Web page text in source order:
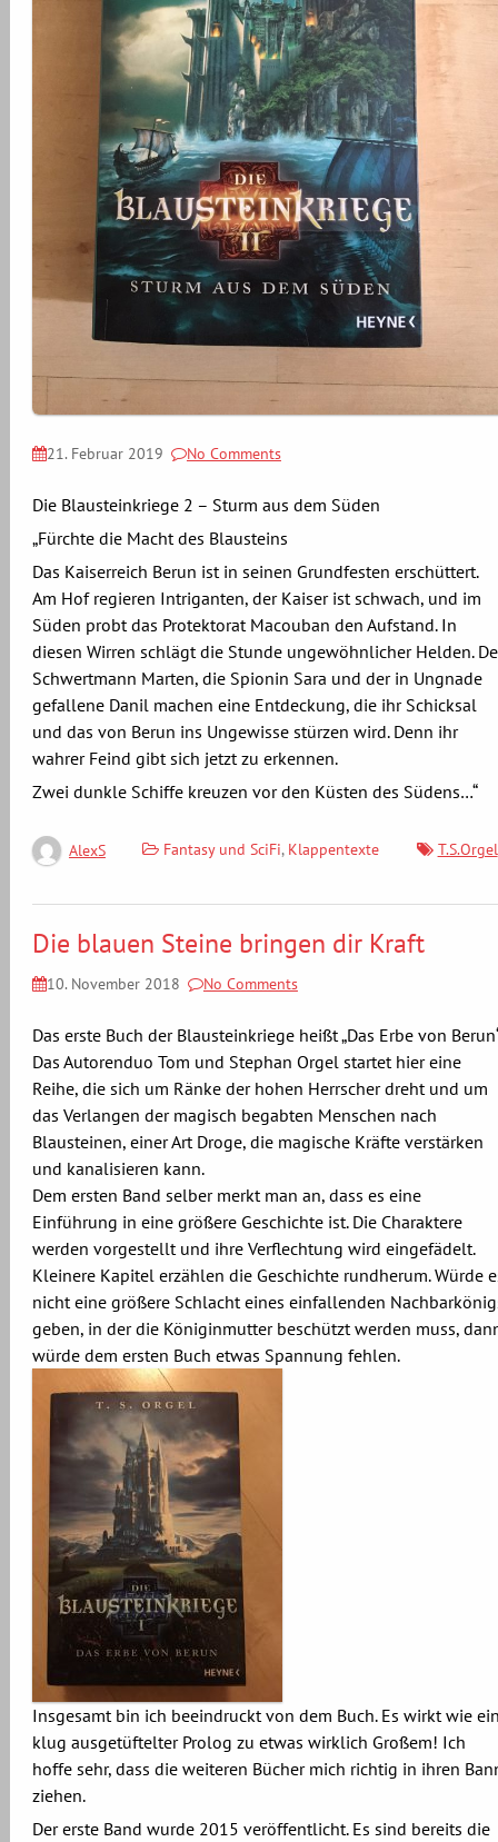
21. Februar 2019 No Comments
Die Blausteinkriege 2 – Sturm aus dem Süden
„Fürchte die Macht des Blausteins
Das Kaiserreich Berun ist in seinen Grundfesten erschüttert.
Am Hof regieren Intriganten, der Kaiser ist schwach, und im
Süden probt das Protektorat Macouban den Aufstand. In
diesen Wirren schlägt die Stunde ungewöhnlicher Helden.
Schwertmann Marten, die Spionin Sara und der in Ungnade
gefallene Danil machen eine Entdeckung, die ihr Schicksal
und das von Berun ins Ungewisse stürzen wird. Denn ihr
wahrer Feind gibt sich jetzt zu erkennen.
Zwei dunkle Schiffe kreuzen vor den Küsten des Südens…“
AlexS Fantasy und SciFi, Klappentexte T.S.Orgel
Die blauen Steine bringen dir Kraft
10. November 2018 No Comments
Das erste Buch der Blausteinkriege heißt „Das Erbe von
Das Autorenduo Tom und Stephan Orgel startet hier eine
Reihe, die sich um Ränke der hohen Herrscher dreht und um
das Verlangen der magisch begabten Menschen nach
Blausteinen, einer Art Droge, die magische Kräfte verstärken
und kanalisieren kann.
Dem ersten Band selber merkt man an, dass es eine
Einführung in eine größere Geschichte ist. Die Charaktere
werden vorgestellt und ihre Verflechtung wird eingefädelt.
Kleinere Kapitel erzählen die Geschichte rundherum. Würde
nicht eine größere Schlacht eines einfallenden
geben, in der die Königinmutter beschützt werden muss,
würde dem ersten Buch etwas Spannung fehlen.
Insgesamt bin ich beeindruckt von dem Buch. Es wirkt wie
klug ausgetüftelter Prolog zu etwas wirklich Großem! Ich
hoffe sehr, dass die weiteren Bücher mich richtig in ihren
ziehen.
Der erste Band wurde 2015 veröffentlicht. Es sind bereits die